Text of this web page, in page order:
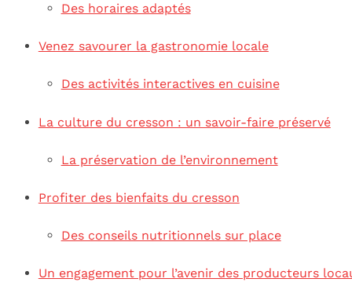
Des horaires adaptés
Venez savourer la gastronomie locale
Des activités interactives en cuisine
La culture du cresson : un savoir-faire préservé
La préservation de l’environnement
Profiter des bienfaits du cresson
Des conseils nutritionnels sur place
Un engagement pour l’avenir des producteurs